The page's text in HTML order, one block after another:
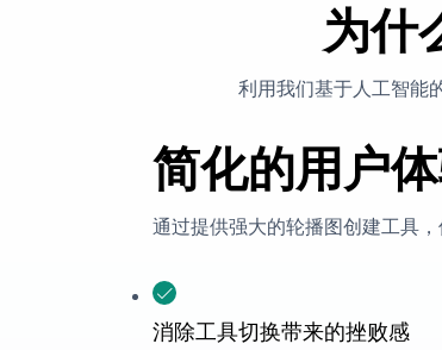
为什
利用我们基于人工智能
简化的用户
通过提供强大的轮播图创建工具
消除工具切换带来的挫败感